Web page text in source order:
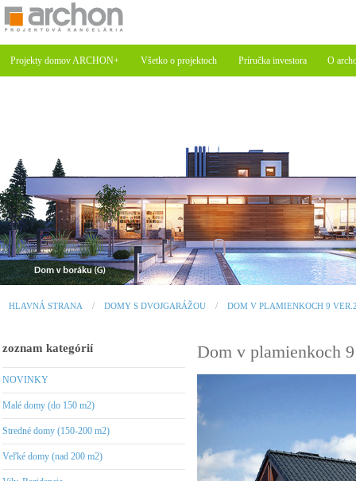
Projekty domov ARCHON+ Všetko o projektoch Príručka investora O
HLAVNÁ STRANA DOMY S DVOJGARÁŽOU DOM V PLAMIENKOCH 9
zoznam kategórií
NOVINKY
Malé domy (do 150 m2)
Stredné domy (150-200 m2)
Veľké domy (nad 200 m2)
Dom v plamienkoch